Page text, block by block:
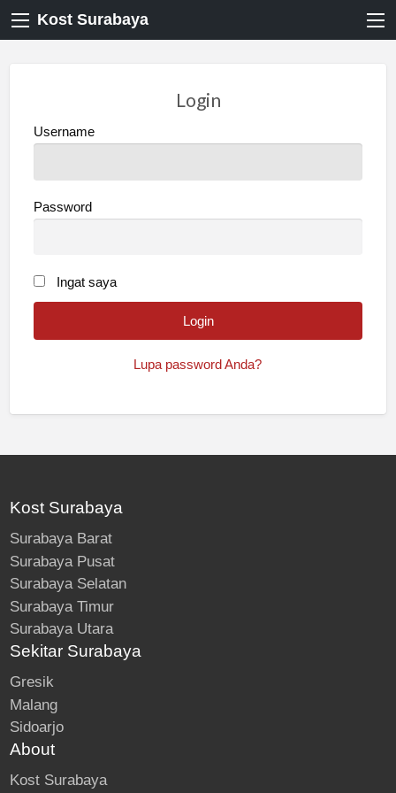
Kost Surabaya
Login
Username
Password
Ingat saya
Lupa password Anda?
Kost Surabaya
Surabaya Barat
Surabaya Pusat
Surabaya Selatan
Surabaya Timur
Surabaya Utara
Sekitar Surabaya
Gresik
Malang
Sidoarjo
About
Kost Surabaya